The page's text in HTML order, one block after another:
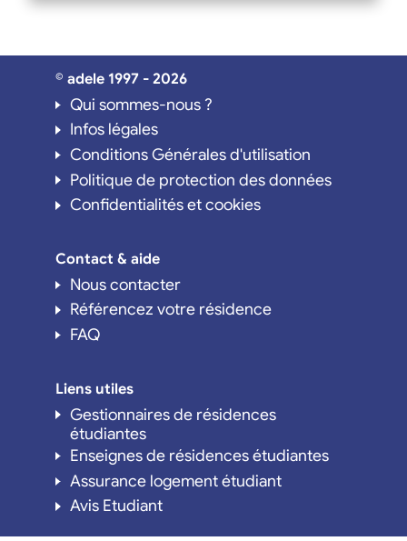
© adele 1997 - 2026
Qui sommes-nous ?
Infos légales
Conditions Générales d'utilisation
Politique de protection des données
Confidentialités et cookies
Contact & aide
Nous contacter
Référencez votre résidence
FAQ
Liens utiles
Gestionnaires de résidences
étudiantes
Enseignes de résidences étudiantes
Assurance logement étudiant
Avis Etudiant